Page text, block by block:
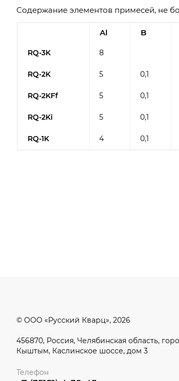
Содержание элементов примесей, не
Al B
RQ-3K 8
RQ-2K 5 0,1
RQ-2KFf 5 0,1
RQ-2Ki 5 0,1
RQ-1K 4 0,1
© ООО «Русский Кварц», 2026
456870, Россия, Челябинская область,
Кыштым, Каслинское шоссе, дом 3
Телефон